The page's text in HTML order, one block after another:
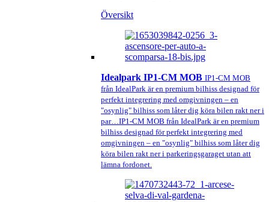
Översikt
Idealpark IP1-CM MOB IP1-CM MOB
från IdealPark är en premium bilhiss designad för
perfekt integrering med omgivningen – en
"osynlig" bilhiss som låter dig köra bilen rakt ner i
par…IP1-CM MOB från IdealPark är en premium
bilhiss designad för perfekt integrering med
omgivningen – en "osynlig" bilhiss som låter dig
köra bilen rakt ner i parkeringsgaraget utan att
lämna fordonet.